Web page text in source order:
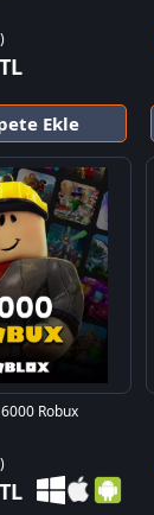
Ekle
Robux